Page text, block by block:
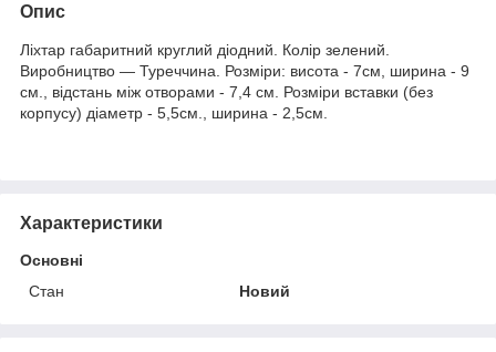
Опис
Ліхтар габаритний круглий діодний. Колір зелений.
Виробництво — Туреччина. Розміри: висота - 7см, ширина - 9
см., відстань між отворами - 7,4 см. Розміри вставки (без
корпусу) діаметр - 5,5см., ширина - 2,5см.
Характеристики
Основні
Стан
Новий